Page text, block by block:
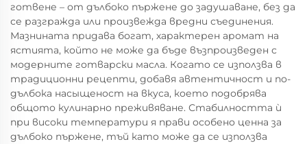
готвене – от дълбоко пържене до задушаване, без да
се разгражда или произвежда вредни съединения.
Мазнината придава богат, характерен аромат на
ястията, който не може да бъде възпроизведен с
модерните готварски масла. Когато се използва в
традиционни рецепти, добавя автентичност и по-
дълбока насыщеност на вкуса, което подобрява
общото кулинарно преживяване. Стабилността ѝ
при високи температури я прави особено ценна за
дълбоко пържене, тъй като може да се използва